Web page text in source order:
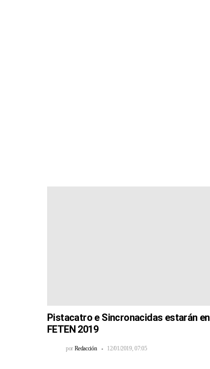
Pistacatro e Sincronacidas estarán en
FETEN 2019
por Redacción 12/01/2019, 07:05